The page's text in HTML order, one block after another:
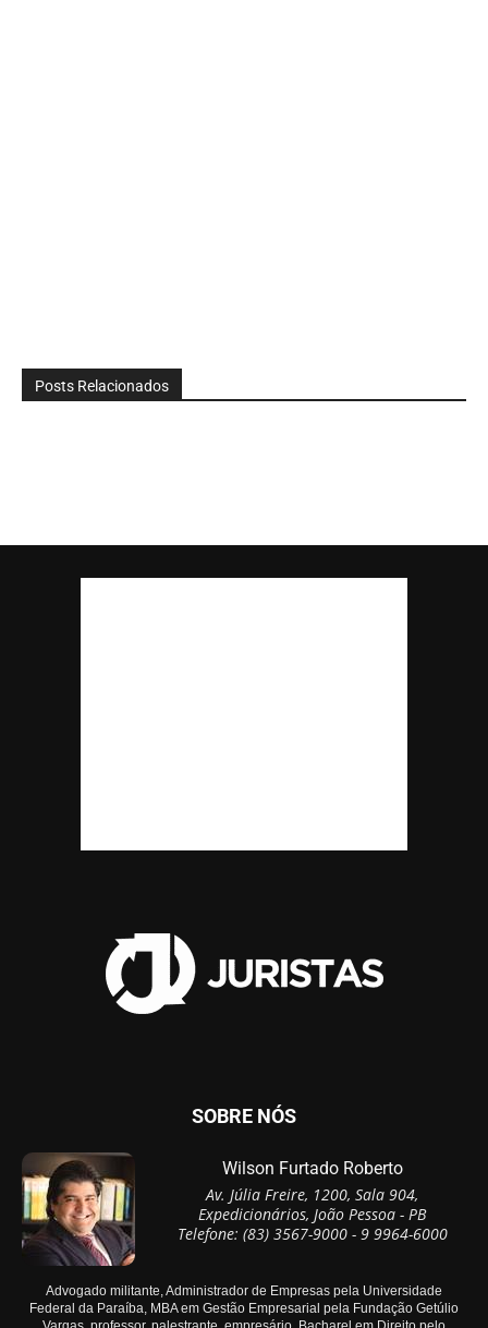
Posts Relacionados
SOBRE NÓS
Wilson Furtado Roberto
Av. Júlia Freire, 1200, Sala 904,
Expedicionários, João Pessoa - PB
Telefone: (83) 3567-9000 - 9 9964-6000
Advogado militante, Administrador de Empresas pela Universidade
Federal da Paraíba, MBA em Gestão Empresarial pela Fundação Getúlio